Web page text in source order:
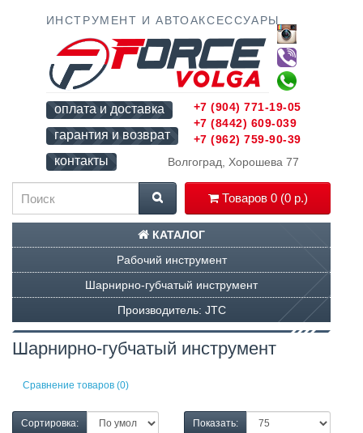
ИНСТРУМЕНТ И АВТОАКСЕССУАРЫ
оплата и доставка
гарантия и возврат
контакты
Волгоград, Хорошева 77
Товаров 0 (0 р.)
+7 (904) 771-19-05
+7 (8442) 609-039
+7 (962) 759-90-39
КАТАЛОГ
Рабочий инструмент
Шарнирно-губчатый инструмент
Производитель: JTC
Шарнирно-губчатый инструмент
Сравнение товаров (0)
Сортировка: Показать: